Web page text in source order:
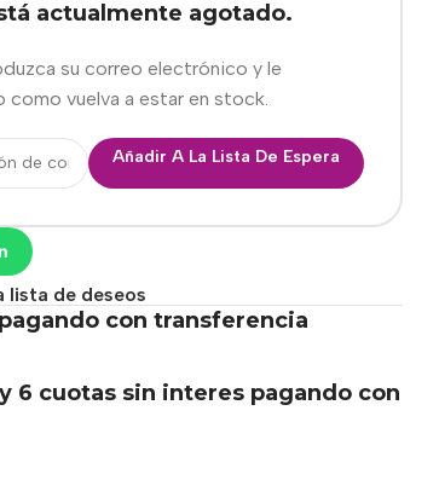
actualmente agotado.
su correo electrónico y le
como vuelva a estar en stock.
Añadir A La Lista De Espera
lista de deseos
con transferencia
6 cuotas sin interes pagando con